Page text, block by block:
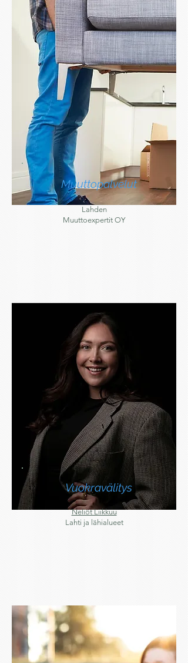
Muuttopalvelut
Lahden
Muuttoexpertit OY
Vuokravälitys
Neliöt Liikkuu
Lahti ja lähialueet